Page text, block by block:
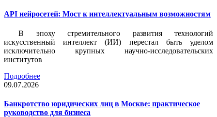
API нейросетей: Мост к интеллектуальным возможностям
В эпоху стремительного развития технологий
искусственный интеллект (ИИ) перестал быть уделом
исключительно крупных научно-исследовательских
институтов
Подробнее
09.07.2026
Банкротство юридических лиц в Москве: практическое
руководство для бизнеса